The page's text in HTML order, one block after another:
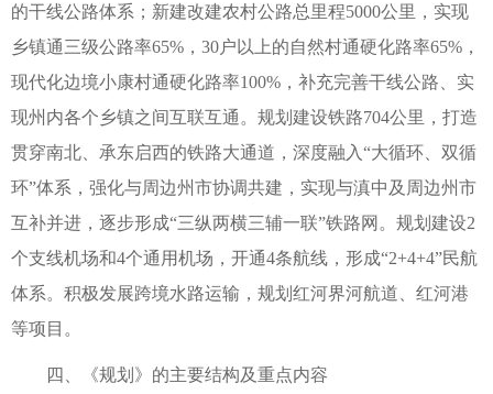
的干线公路体系；新建改建农村公路总里程5000公里，实现
乡镇通三级公路率65%，30户以上的自然村通硬化路率65%，
现代化边境小康村通硬化路率100%，补充完善干线公路、实
现州内各个乡镇之间互联互通。规划建设铁路704公里，打造
贯穿南北、承东启西的铁路大通道，深度融入“大循环、双循
环”体系，强化与周边州市协调共建，实现与滇中及周边州市
互补并进，逐步形成“三纵两横三辅一联”铁路网。规划建设2
个支线机场和4个通用机场，开通4条航线，形成“2+4+4”民航
体系。积极发展跨境水路运输，规划红河界河航道、红河港
等项目。
四、《规划》的主要结构及重点内容